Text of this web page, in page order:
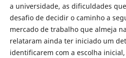
a universidade, as dificuldades
desafio de decidir o caminho a
mercado de trabalho que almeja
relataram ainda ter iniciado um
identificarem com a escolha